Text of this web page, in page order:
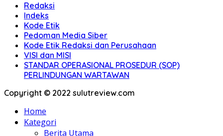
Redaksi
Indeks
Kode Etik
Pedoman Media Siber
Kode Etik Redaksi dan Perusahaan
VISI dan MISI
STANDAR OPERASIONAL PROSEDUR (SOP)
PERLINDUNGAN WARTAWAN
Copyright © 2022 sulutreview.com
Home
Kategori
Berita Utama